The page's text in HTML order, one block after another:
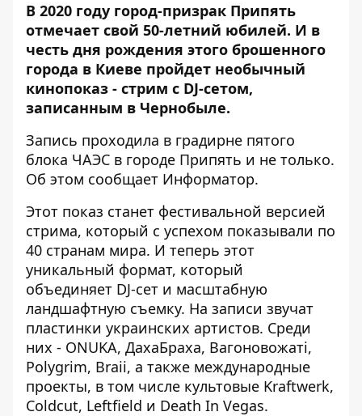
В 2020 году город-призрак Припять
отмечает свой 50-летний юбилей. И в
честь дня рождения этого брошенного
города в Киеве пройдет необычный
кинопоказ - стрим с DJ-сетом,
записанным в Чернобыле.
Запись проходила в градирне пятого
блока ЧАЭС в городе Припять и не только.
Об этом сообщает Информатор.
Этот показ станет фестивальной версией
стрима, который с успехом показывали по
40 странам мира. И теперь этот
уникальный формат, который
объединяет DJ-сет и масштабную
ландшафтную съемку. На записи звучат
пластинки украинских артистов. Среди
них - ONUKA, ДахаБраха, Вагоновожаті,
Polygrim, Braii, а также международные
проекты, в том числе культовые Kraftwerk,
Coldcut, Leftfield и Death In Vegas.